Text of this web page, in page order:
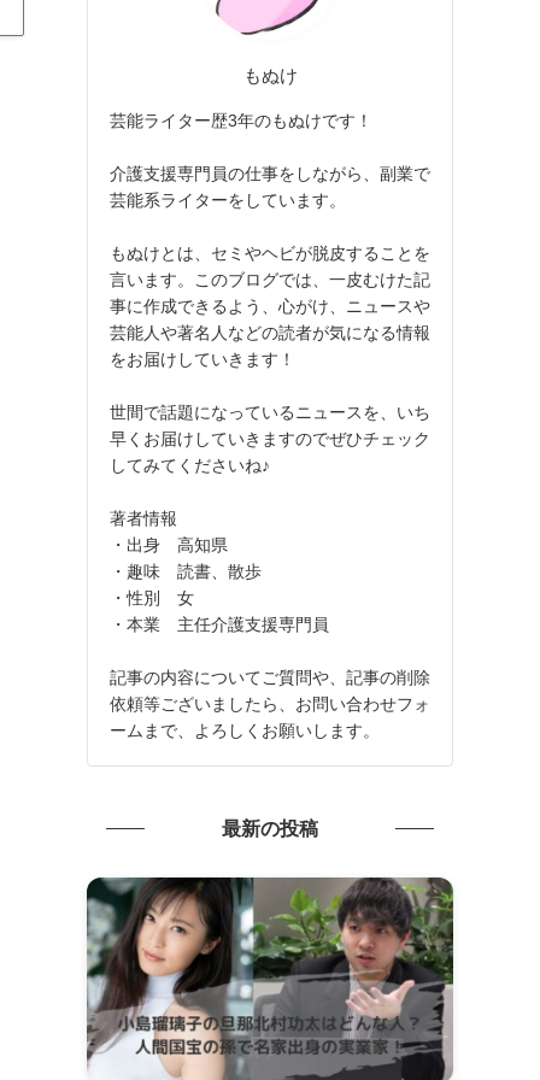
もぬけ
芸能ライター歴3年のもぬけです！
介護支援専門員の仕事をしながら、副業で
芸能系ライターをしています。
もぬけとは、セミやヘビが脱皮することを
言います。このブログでは、一皮むけた記
事に作成できるよう、心がけ、ニュースや
芸能人や著名人などの読者が気になる情報
をお届けしていきます！
世間で話題になっているニュースを、いち
早くお届けしていきますのでぜひチェック
してみてくださいね♪
著者情報
・出身 高知県
・趣味 読書、散歩
・性別 女
・本業 主任介護支援専門員
記事の内容についてご質問や、記事の削除
依頼等ございましたら、お問い合わせフォ
ームまで、よろしくお願いします。
最新の投稿